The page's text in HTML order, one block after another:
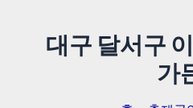
대구 달서구
가